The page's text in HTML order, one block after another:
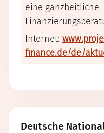
eine ganzheitliche
Internet:
finance.de/de/
Deutsche